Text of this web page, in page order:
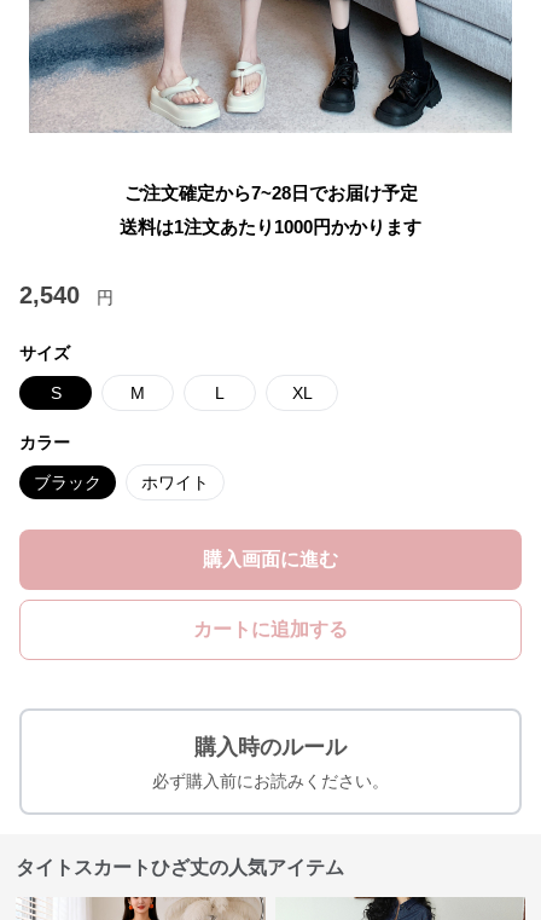
ご注文確定から7~28日でお届け予定
送料は1注文あたり 1000円かかります
2,540 円
サイズ
S M L XL
カラー
ブラック ホワイト
購入画面に進む
カートに追加する
購入時のルール
必ず購入前にお読みください。
タイトスカートひざ丈の人気アイテム